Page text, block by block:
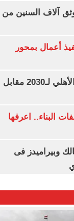
آلاف السنين من
أعمال بمحور
إمام عاشور يمدد تعاقده مع الأهلي لـ2030 مقابل
البناء.. اعرفها
وبيراميدز فى